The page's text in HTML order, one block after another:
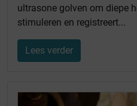
ultrasone golven om diepe
stimuleren en registreert...
Lees verder